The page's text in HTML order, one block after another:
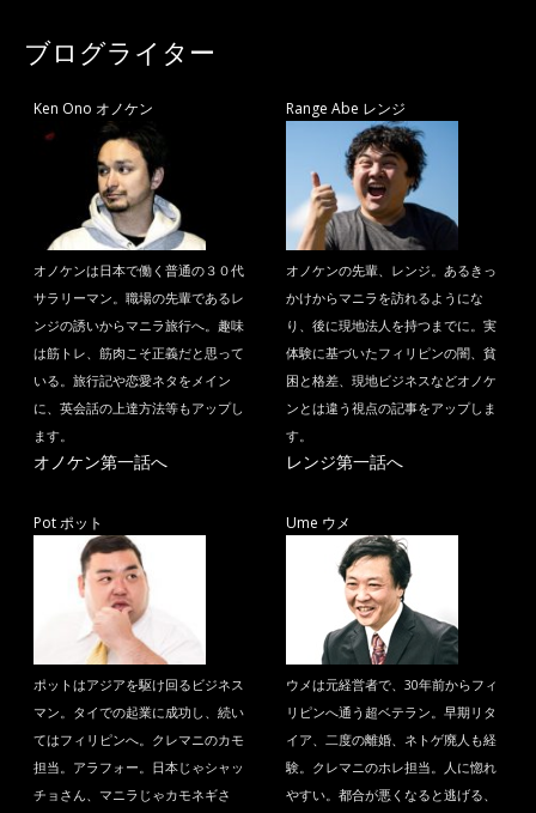
ブログライター
Ken Ono オノケン
オノケンは日本で働く普通の３０代
サラリーマン。職場の先輩であるレ
ンジの誘いからマニラ旅行へ。趣味
は筋トレ、筋肉こそ正義だと思って
いる。旅行記や恋愛ネタをメイン
に、英会話の上達方法等もアップし
ます。
オノケン第一話へ
Range Abe レンジ
オノケンの先輩、レンジ。あるきっ
かけからマニラを訪れるようにな
り、後に現地法人を持つまでに。実
体験に基づいたフィリピンの闇、貧
困と格差、現地ビジネスなどオノケ
ンとは違う視点の記事をアップしま
す。
レンジ第一話へ
Pot ポット
ポットはアジアを駆け回るビジネス
マン。タイでの起業に成功し、続い
てはフィリピンへ。クレマニのカモ
担当。アラフォー。日本じゃシャッ
チョさん、マニラじゃカモネギさ
Ume ウメ
ウメは元経営者で、30年前からフィ
リピンへ通う超ベテラン。早期リタ
イア、二度の離婚、ネトゲ廃人も経
験。クレマニのホレ担当。人に惚れ
やすい。都合が悪くなると逃げる、